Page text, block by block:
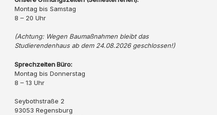
Montag bis Samstag
8 – 20 Uhr
(Achtung: Wegen Baumaßnahmen bleibt das
Studierendenhaus ab dem 24.08.2026 geschlossen!)
Sprechzeiten Büro:
Montag bis Donnerstag
8 – 13 Uhr
Seybothstraße 2
93053 Regensburg